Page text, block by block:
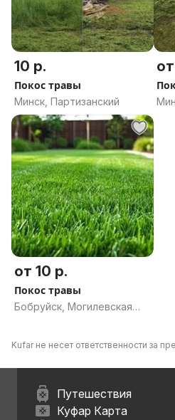
10 р.
Покос травы
Минск, Партизанский
от 10 р.
Покос травы
Бобруйск, Могилевская
Kufar не несет ответственности за
Путешествия
Куфар Карта